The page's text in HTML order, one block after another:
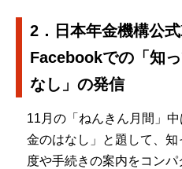
2．日本年金機構公
Facebookでの「知
なし」の発信
11月の「ねんきん月間」
金のはなし」と題して、知
度や手続きの案内をコン